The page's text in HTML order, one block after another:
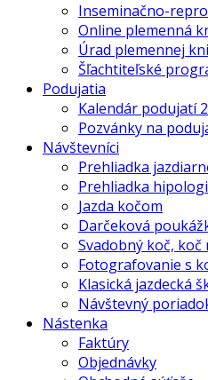
Inseminačno-
Online plemenná
Úrad plemennej
Šľachtiteľské
Podujatia
Kalendár podujatí
Pozvánky na
Návštevníci
Prehliadka
Prehliadka
Jazda kočom
Darčeková
Svadobný koč,
Fotografovanie s
Klasická jazdecká
Návštevný
Nástenka
Faktúry
Objednávky